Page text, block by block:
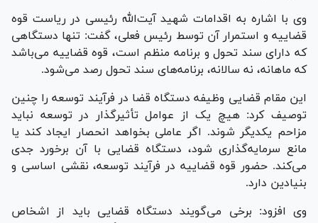
وی با اشاره به اقدامات شهید آیت‌الله رئیسی در ریاست قوه
قضاییه و استمرار آن توسط رئیس فعلی، گفت: تنها دستگاهی
که دارای سند تحول و برنامه منظم است، قوه قضاییه می‌باشد
که ماهانه، نه سالانه، برنامه‌های سند تحول رصد می‌شود.
این مقام قضایی وظیفه دستگاه قضا در فرآیند توسعه را چنین
توصیف کرد: هیچ یک از عوامل تأثیرگذار در توسعه نباید
مزاحم یکدیگر شوند. اگر عاملی بخواهد انحصار ایجاد کند یا
مانع سرمایه‌گذاری شود، دستگاه قضایی با آن برخورد جدی
می‌کند. حضور قوه قضاییه در فرآیند توسعه، نقشی اساسی و
بنیادین دارد.
وی افزود: برخی می‌گویند دستگاه قضایی باید از اشخاص